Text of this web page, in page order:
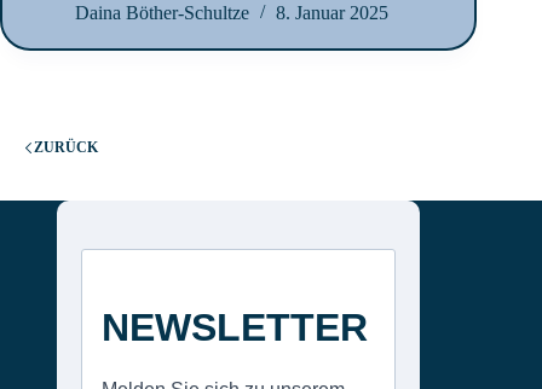
Daina Böther-Schultze
8. Januar 2025
ZURÜCK